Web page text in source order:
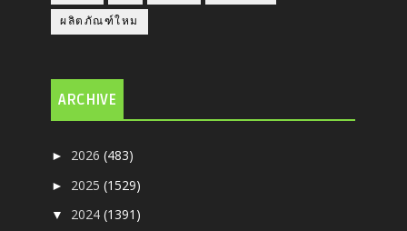
ผลิตภัณฑ์ใหม
ARCHIVE
► 2026(483)
► 2025(1529)
▼ 2024(1391)